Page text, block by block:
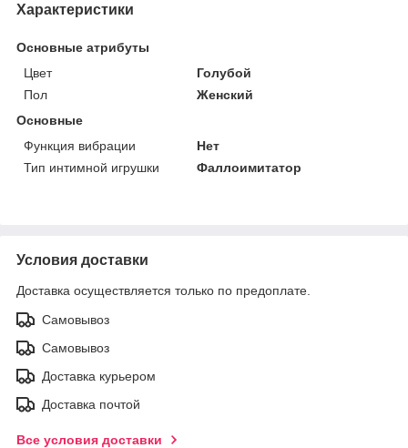
Характеристики
Основные атрибуты
Цвет
Голубой
Пол
Женский
Основные
Функция вибрации
Нет
Тип интимной игрушки
Фаллоимитатор
Условия доставки
Доставка осуществляется только по предоплате.
Самовывоз
Самовывоз
Доставка курьером
Доставка почтой
Все условия доставки